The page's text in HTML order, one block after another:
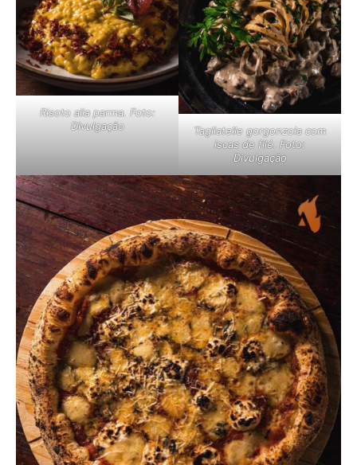
Risoto alla parma. Foto:
Divulgação
Tagliatelle gorgonzola com
iscas de filé. Foto:
Divulgação